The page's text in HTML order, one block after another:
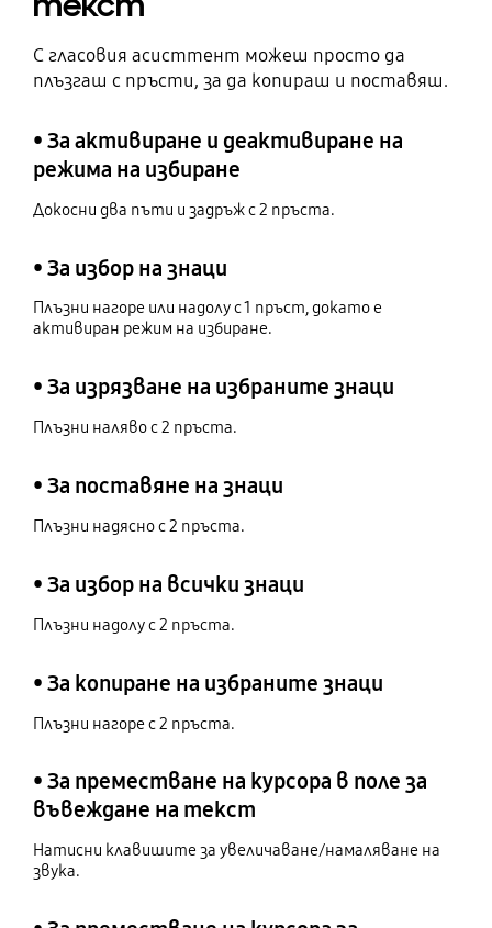
С гласовия асисттент можеш просто да
плъзгаш с пръсти, за да копираш и поставяш.
• За активиране и деактивиране на
режима на избиране
Докосни два пъти и задръж с 2 пръста.
• За избор на знаци
Плъзни нагоре или надолу с 1 пръст, докато е
активиран режим на избиране.
• За изрязване на избраните знаци
Плъзни наляво с 2 пръста.
• За поставяне на знаци
Плъзни надясно с 2 пръста.
• За избор на всички знаци
Плъзни надолу с 2 пръста.
• За копиране на избраните знаци
Плъзни нагоре с 2 пръста.
• За преместване на курсора в поле за
въвеждане на текст
Натисни клавишите за увеличаване/намаляване на
звука.